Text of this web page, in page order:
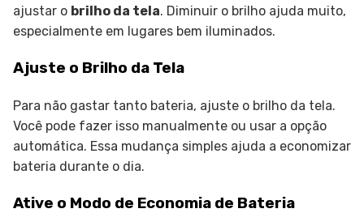
ajustar o brilho da tela. Diminuir o brilho ajuda muito,
especialmente em lugares bem iluminados.
Ajuste o Brilho da Tela
Para não gastar tanto bateria, ajuste o brilho da tela.
Você pode fazer isso manualmente ou usar a opção
automática. Essa mudança simples ajuda a economizar
bateria durante o dia.
Ative o Modo de Economia de Bateria